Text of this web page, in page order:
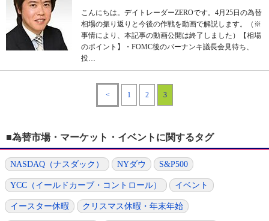
こんにちは。デイトレーダーZEROです。4月25日の為替
相場の振り返りと今後の作戦を動画で解説します。（※
事情により、本記事の動画公開は終了しました）【相場
のポイント】・FOMC後のバーナンキ議長会見待ち、
投…
< 1 2 3
■為替市場・マーケット・イベントに関するタグ
NASDAQ（ナスダック） NYダウ S&P500
YCC（イールドカーブ・コントロール） イベント
イースター休暇 クリスマス休暇・年末年始